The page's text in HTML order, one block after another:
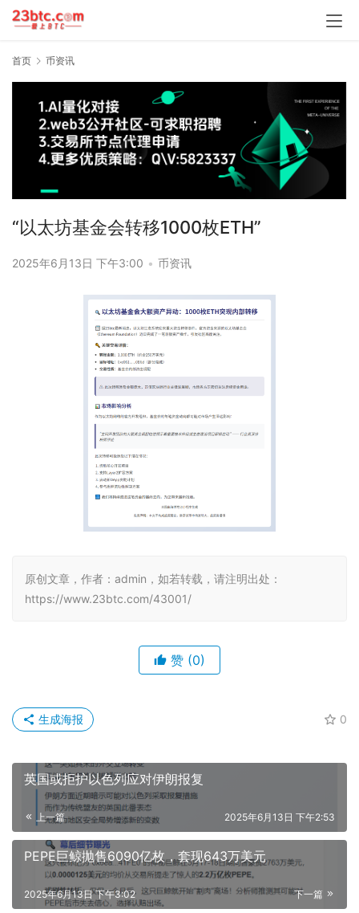
首页 币资讯
“以太坊基金会转移1000枚ETH”
2025年6月13日 下午3:00 • 币资讯
原创文章，作者：admin，如若转载，请注明出处：
https://www.23btc.com/43001/
赞 (0)
0
生成海报
英国或拒护以色列应对伊朗报复
上一篇 2025年6月13日 下午2:53
PEPE巨鲸抛售6090亿枚，套现643万美元
下一篇
2025年6月13日 下午3:02